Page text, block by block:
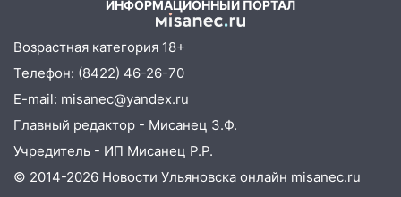
В Ульяновске двоих участников
коррупционной схемы при ЦГКБ
отправили в колонию на 7 и 8 лет
09:52 Ночью беспилотники сбили над
соседними Татарстаном и Саратовской
областью
09:41
Бога в СИЗО
ИНФОРМАЦИОННЫЙ ПОРТАЛ
Возрастная категория 18+
Телефон: (8422) 46-26-70
E-mail: misanec@yandex.ru
Главный редактор - Мисанец З.Ф.
Учредитель - ИП Мисанец Р.Р.
© 2014-2026 Новости Ульяновска онлайн misanec.ru